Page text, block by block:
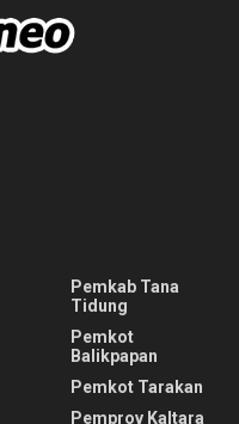
Pemkab Tana
Tidung
Pemkot
Balikpapan
Pemkot Tarakan
Pemprov Kaltara